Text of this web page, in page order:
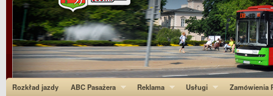
Rozkład jazdy ABC Pasażera Reklama Usługi Zamówienia